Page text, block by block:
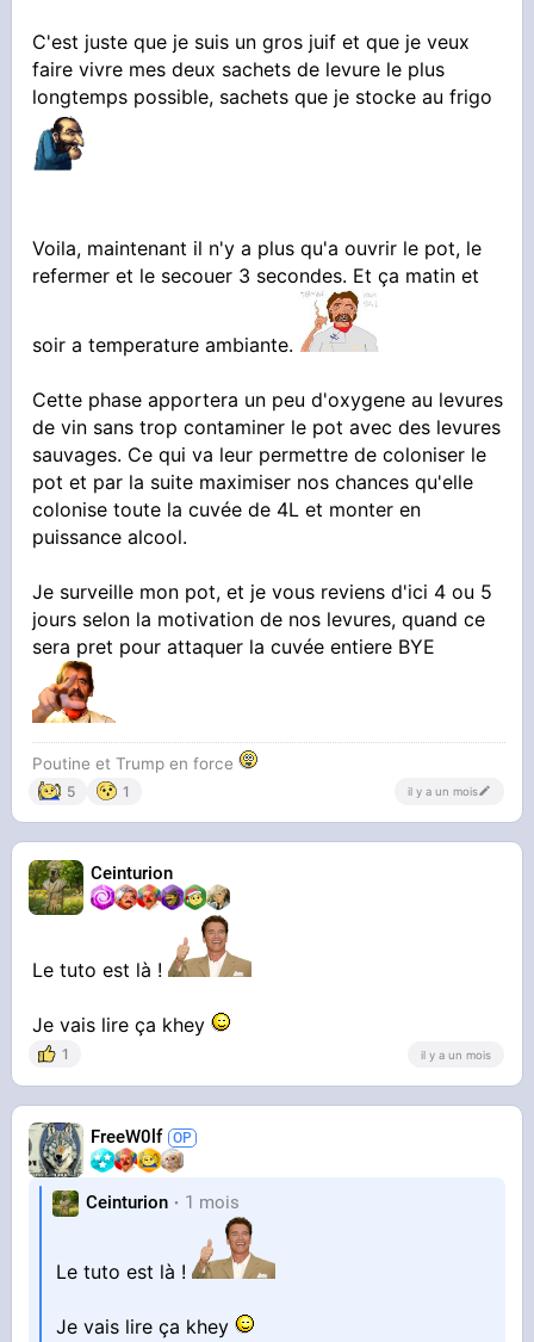
C'est juste que je suis un gros juif et que je veux
faire vivre mes deux sachets de levure le plus
longtemps possible, sachets que je stocke au frigo
Voila, maintenant il n'y a plus qu'a ouvrir le pot, le
refermer et le secouer 3 secondes. Et ça matin et
soir a temperature ambiante.
Cette phase apportera un peu d'oxygene au levures
de vin sans trop contaminer le pot avec des levures
sauvages. Ce qui va leur permettre de coloniser le
pot et par la suite maximiser nos chances qu'elle
colonise toute la cuvée de 4L et monter en
puissance alcool.
Je surveille mon pot, et je vous reviens d'ici 4 ou 5
jours selon la motivation de nos levures, quand ce
sera pret pour attaquer la cuvée entiere BYE
Poutine et Trump en force
5 1 il y a un mois
Ceinturion
Le tuto est là !
Je vais lire ça khey
1 il y a un mois
FreeW0lf
Ceinturion 1 mois
Le tuto est là !
Je vais lire ça khey